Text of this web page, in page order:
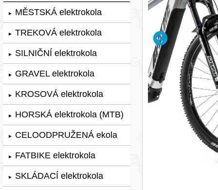
► MĚSTSKÁ elektrokola
► TREKOVÁ elektrokola
► SILNIČNÍ elektrokola
► GRAVEL elektrokola
► KROSOVÁ elektrokola
► HORSKÁ elektrokola (MTB)
► CELOODPRUŽENÁ ekola
► FATBIKE elektrokola
► SKLÁDACÍ elektrokola